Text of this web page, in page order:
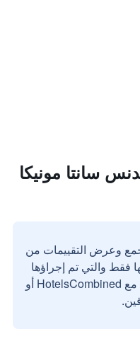
سانتا مونيكا
وعرض التقييمات من
فقط والتي تم إجراؤها
بواسطة مستخدمين حقيقيين مع HotelsCombined أو